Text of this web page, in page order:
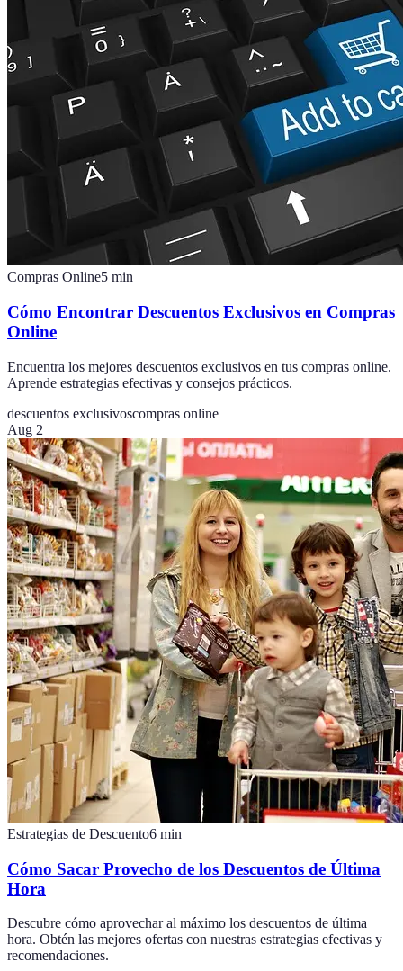
Compras Online5 min
Cómo Encontrar Descuentos Exclusivos en Compras
Online
Encuentra los mejores descuentos exclusivos en tus compras online.
Aprende estrategias efectivas y consejos prácticos.
descuentos exclusivoscompras online
Aug 2
Estrategias de Descuento6 min
Cómo Sacar Provecho de los Descuentos de Última
Hora
Descubre cómo aprovechar al máximo los descuentos de última
hora. Obtén las mejores ofertas con nuestras estrategias efectivas y
recomendaciones.